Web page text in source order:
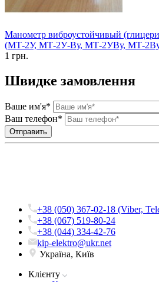
Манометр виброустойчивый
(МТ-2У, МТ-2У-Ву, МТ-2УВу, МТ-
1 грн.
Швидке замовлення
Ваше им'я*
Ваш телефон*
+38 (050) 367-02-18 (Viber,
+38 (067) 519-80-24
+38 (044) 334-42-76
kip-elektro@ukr.net
Україна, Київ
Клієнту